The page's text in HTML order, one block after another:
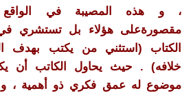
، و هذه المصيبة في
مقصورةعلى هؤلاء بل تستشري
الكتاب (استثني من يكتب بهدف
خلافه) . حيث يحاول الكاتب أن
موضوع له عمق فكري ذو أهمية ، و